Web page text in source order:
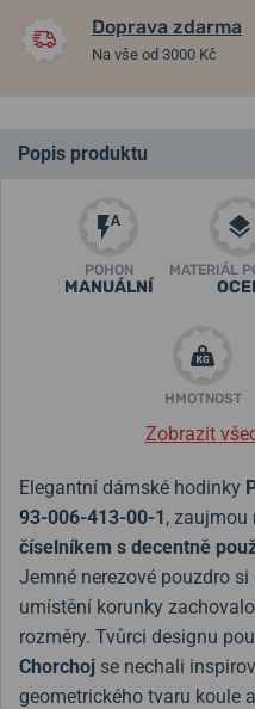
Doprava zdarma
Na vše od 3000 Kč
Popis produktu
POHON
MANUÁLNÍ
MATERIÁL
HMOTNOST
Zobrazit
Elegantní dámské hodinky
93-006-413-00-1, zaujmou
číselníkem s decentně
Jemné nerezové pouzdro
umístění korunky
rozměry. Tvůrci designu
Chorchoj se nechali
geometrického tvaru koule